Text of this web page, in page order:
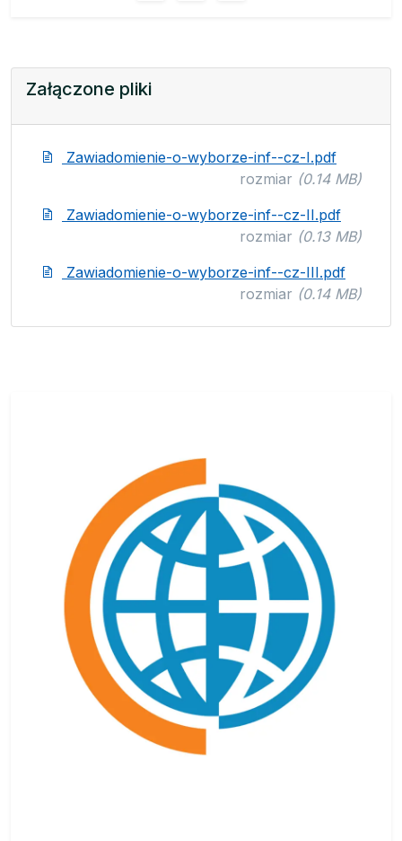
Załączone pliki
Zawiadomienie-o-wyborze-inf--cz-I.pdf
rozmiar (0.14 MB)
Zawiadomienie-o-wyborze-inf--cz-II.pdf
rozmiar (0.13 MB)
Zawiadomienie-o-wyborze-inf--cz-III.pdf
rozmiar (0.14 MB)